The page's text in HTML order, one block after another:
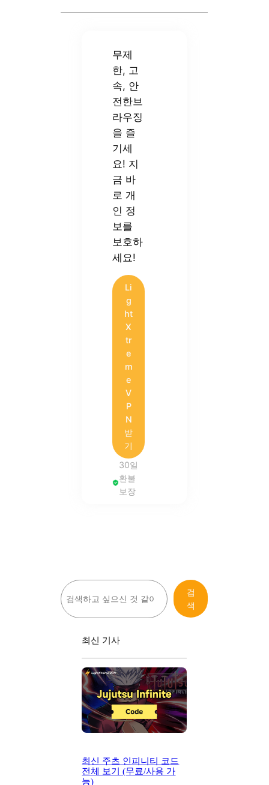
무제
한, 고
속, 안
전한브
라우징
을 즐
기세
요! 지
금 바
로 개
인 정
보를
보호하
세요!
Li
g
ht
X
tr
e
m
e
V
P
N
받
기
30일
환불
보장
검
색
검
색
최신 기사
최신 주츠 인피니티 코드
전체 보기 (무료/사용 가
능)